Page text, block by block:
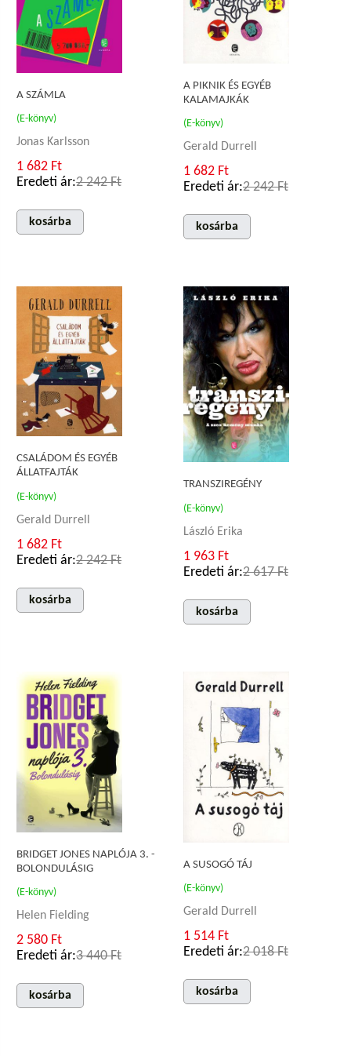
A SZÁMLA
(E-könyv)
Jonas Karlsson
1 682 Ft
Eredeti ár:2 242 Ft
kosárba
A PIKNIK ÉS EGYÉB
KALAMAJKÁK
(E-könyv)
Gerald Durrell
1 682 Ft
Eredeti ár:2 242 Ft
kosárba
CSALÁDOM ÉS EGYÉB
ÁLLATFAJTÁK
(E-könyv)
Gerald Durrell
1 682 Ft
Eredeti ár:2 242 Ft
kosárba
TRANSZIREGÉNY
(E-könyv)
László Erika
1 963 Ft
Eredeti ár:2 617 Ft
kosárba
BRIDGET JONES NAPLÓJA 3. -
BOLONDULÁSIG
(E-könyv)
Helen Fielding
2 580 Ft
Eredeti ár:3 440 Ft
kosárba
A SUSOGÓ TÁJ
(E-könyv)
Gerald Durrell
1 514 Ft
Eredeti ár:2 018 Ft
kosárba